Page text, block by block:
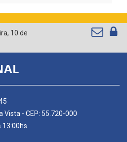
, 10 de
Vista - CEP: 55.720-000
13:00hs